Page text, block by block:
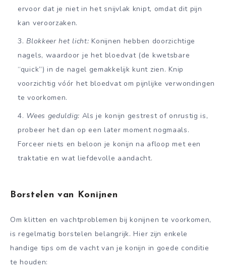
ervoor dat je niet in het snijvlak knipt, omdat dit pijn
kan veroorzaken.
Blokkeer het licht: Konijnen hebben doorzichtige
nagels, waardoor je het bloedvat (de kwetsbare
“quick”) in de nagel gemakkelijk kunt zien. Knip
voorzichtig vóór het bloedvat om pijnlijke verwondingen
te voorkomen.
Wees geduldig: Als je konijn gestrest of onrustig is,
probeer het dan op een later moment nogmaals.
Forceer niets en beloon je konijn na afloop met een
traktatie en wat liefdevolle aandacht.
Borstelen van Konijnen
Om klitten en vachtproblemen bij konijnen te voorkomen,
is regelmatig borstelen belangrijk. Hier zijn enkele
handige tips om de vacht van je konijn in goede conditie
te houden: